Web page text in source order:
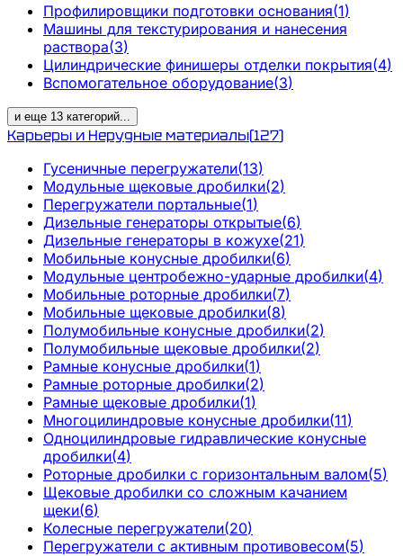
Профилировщики подготовки основания(1)
Машины для текстурирования и нанесения
раствора(3)
Цилиндрические финишеры отделки покрытия(4)
Вспомогательное оборудование(3)
и еще 13 категорий...
Карьеры и Нерудные материалы(127)
Гусеничные перегружатели(13)
Модульные щековые дробилки(2)
Перегружатели портальные(1)
Дизельные генераторы открытые(6)
Дизельные генераторы в кожухе(21)
Мобильные конусные дробилки(6)
Модульные центробежно-ударные дробилки(4)
Мобильные роторные дробилки(7)
Мобильные щековые дробилки(8)
Полумобильные конусные дробилки(2)
Полумобильные щековые дробилки(2)
Рамные конусные дробилки(1)
Рамные роторные дробилки(2)
Рамные щековые дробилки(1)
Многоцилиндровые конусные дробилки(11)
Одноцилиндровые гидравлические конусные
дробилки(4)
Роторные дробилки с горизонтальным валом(5)
Щековые дробилки со сложным качанием
щеки(6)
Колесные перегружатели(20)
Перегружатели с активным противовесом(5)